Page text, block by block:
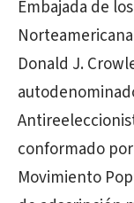
Embajada de
Donald J.
conformado
Movimiento